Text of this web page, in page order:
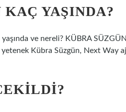
YAŞINDA?
ve nereli? KÜBRA
Kübra Süzgün, Next Way